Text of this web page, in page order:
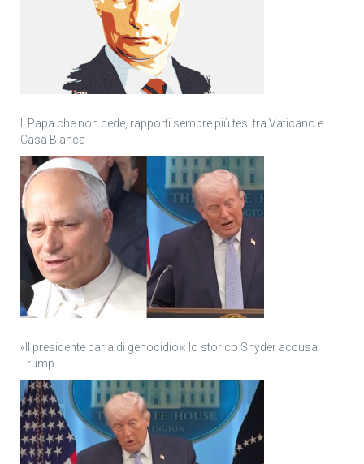
Il Papa che non cede, rapporti sempre più tesi tra Vaticano e
Casa Bianca
«Il presidente parla di genocidio»: lo storico Snyder accusa
Trump